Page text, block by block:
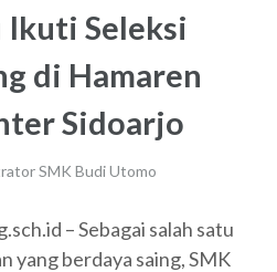
Ikuti Seleksi
di Hamaren
Sidoarjo
SMK Budi Utomo
– Sebagai salah satu
yang berdaya saing, SMK